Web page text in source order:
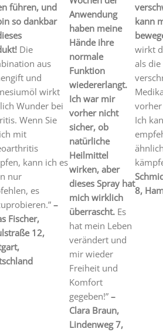
führen, und
so dankbar
Die
aus
und
wirkt
Wunder bei
Wenn Sie
mit
kann ich es
nur
es
–
Fischer,
12,
Anwendung
haben meine
Hände ihre
normale
Funktion
wiedererlangt.
Ich war mir
vorher nicht
sicher, ob
natürliche
Heilmittel
wirken, aber
dieses Spray hat
mich wirklich
überrascht. Es
hat mein Leben
verändert und
mir wieder
Freiheit und
Komfort
gegeben!” –
Clara Braun,
Lindenweg 7,
kann
wirkt
als die
Ich
8,